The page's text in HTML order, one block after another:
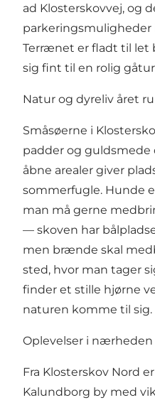
ad Klosterskovvej, og
parkeringsmuligheder
Terrænet er fladt til let
sig fint til en rolig
Natur og dyreliv året
Småsøerne i
padder og guldsmede
åbne arealer giver
sommerfugle. Hunde
man må gerne
— skoven har
men brænde skal
sted, hvor man tager
finder et stille hjørne
naturen komme til sig.
Oplevelser i nærheden
Fra Klosterskov Nord
Kalundborg by med